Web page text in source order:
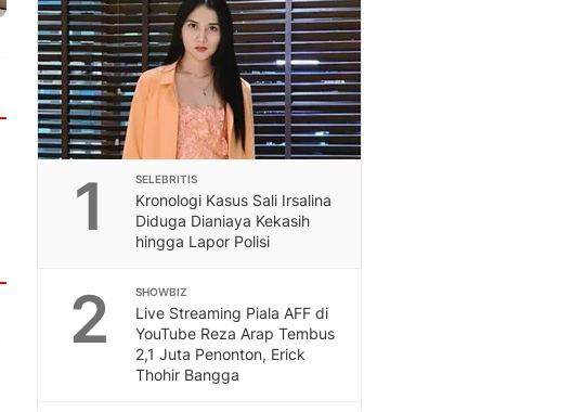
1 SELEBRITIS
Kronologi Kasus Sali Irsalina
Diduga Dianiaya Kekasih
hingga Lapor Polisi
2 SHOWBIZ
Live Streaming Piala AFF di
YouTube Reza Arap Tembus
2,1 Juta Penonton, Erick
Thohir Bangga